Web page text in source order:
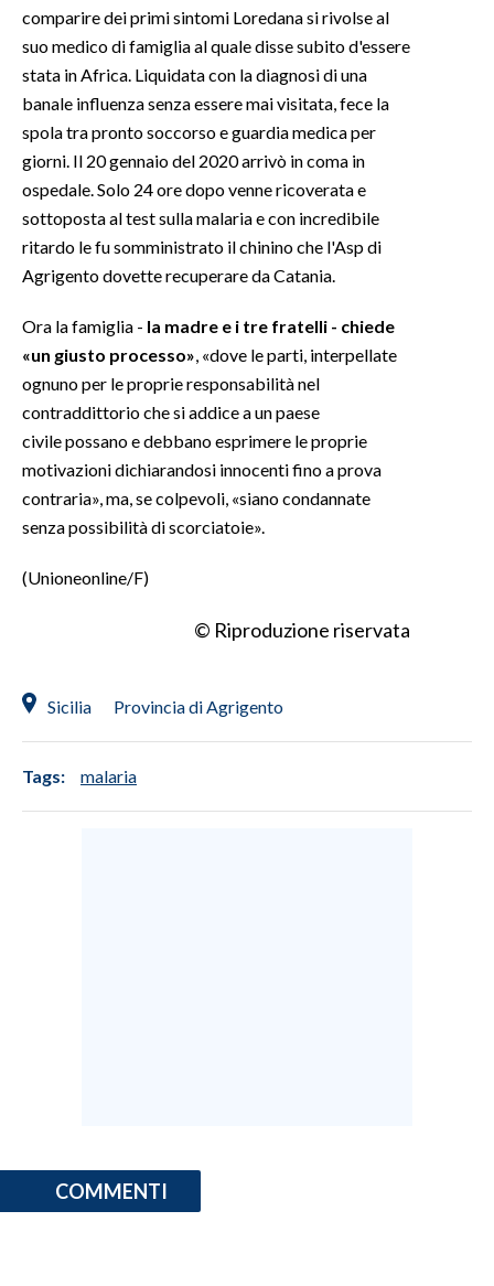
SPIAGGE
STORE
comparire dei primi sintomi Loredana si rivolse al
suo medico di famiglia al quale disse subito d'essere
stata in Africa. Liquidata con la diagnosi di una
banale influenza senza essere mai visitata, fece la
spola tra pronto soccorso e guardia medica per
giorni. Il 20 gennaio del 2020 arrivò in coma in
ospedale. Solo 24 ore dopo venne ricoverata e
sottoposta al test sulla malaria e con incredibile
ritardo le fu somministrato il chinino che l'Asp di
Agrigento dovette recuperare da Catania.
Ora la famiglia - la madre e i tre fratelli - chiede
«un giusto processo» , «dove le parti, interpellate
ognuno per le proprie responsabilità nel
contraddittorio che si addice a un paese
civile possano e debbano esprimere le proprie
motivazioni dichiarandosi innocenti fino a prova
contraria», ma, se colpevoli, «siano condannate
senza possibilità di scorciatoie».
(Unioneonline/F)
© Riproduzione riservata
Sicilia Provincia di Agrigento
Tags: malaria
COMMENTI